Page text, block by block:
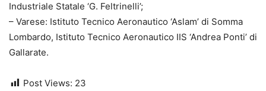
Industriale Statale ‘G. Feltrinelli’;
– Varese: Istituto Tecnico Aeronautico ‘Aslam’ di Somma
Lombardo, Istituto Tecnico Aeronautico IIS ‘Andrea Ponti’ di
Gallarate.
Post Views: 23